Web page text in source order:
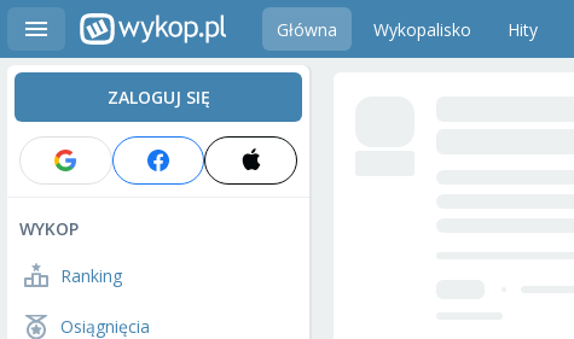
Główna Wykopalisko Hity
ZALOGUJ SIĘ
WYKOP
Ranking
Osiągnięcia